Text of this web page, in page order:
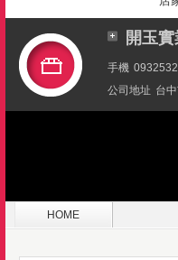
開玉
手機
公司地址 台
HOME